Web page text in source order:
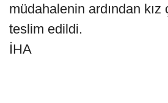
müdahalenin ardından
teslim edildi.
İHA